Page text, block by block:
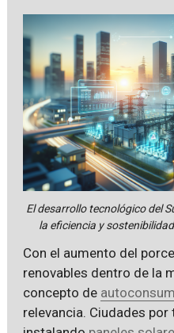
El desarrollo tecnológico del
la eficiencia y
Con el aumento del
renovables dentro de la
concepto de
relevancia. Ciudades